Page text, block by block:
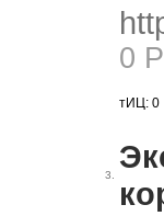
0
тИЦ: 0
3.